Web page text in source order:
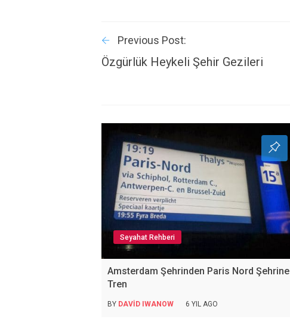
Previous Post:
Özgürlük Heykeli Şehir Gezileri
Seyahat Rehberi
Amsterdam Şehrinden Paris Nord Şehrine
Tren
BY DAVID IWANOW 6 YIL AGO